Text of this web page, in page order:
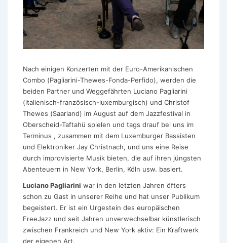
Nach einigen Konzerten mit der Euro-Amerikanischen
Combo (Pagliarini-Thewes-Fonda-Perfido), werden die
beiden Partner und Weggefährten Luciano Pagliarini
(italienisch-französisch-luxemburgisch) und Christof
Thewes (Saarland) im August auf dem Jazzfestival in
Oberscheid-Taftahü spielen und tags drauf bei uns im
Terminus , zusammen mit dem Luxemburger Bassisten
und Elektroniker Jay Christnach, und uns eine Reise
durch improvisierte Musik bieten, die auf ihren jüngsten
Abenteuern in New York, Berlin, Köln usw. basiert.
Luciano Pagliarini war in den letzten Jahren öfters
schon zu Gast in unserer Reihe und hat unser Publikum
begeistert. Er ist ein Urgestein des europäischen
FreeJazz und seit Jahren unverwechselbar künstlerisch
zwischen Frankreich und New York aktiv: Ein Kraftwerk
der eigenen Art.